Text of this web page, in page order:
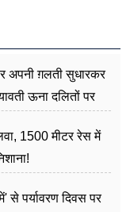
अपनी ग़लती सुधारकर
ऊना दलितों पर
1500 मीटर रेस में
से पर्यावरण दिवस पर